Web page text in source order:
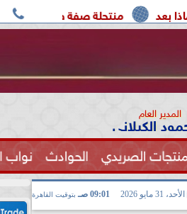
 صفة صحفية تعترف: واقعة
المدير العام
الكيلاني
الصريدي الحوادث نواب
الأحد، 31 مايو 2026 09:01 صـ بتوقيت القاهرة